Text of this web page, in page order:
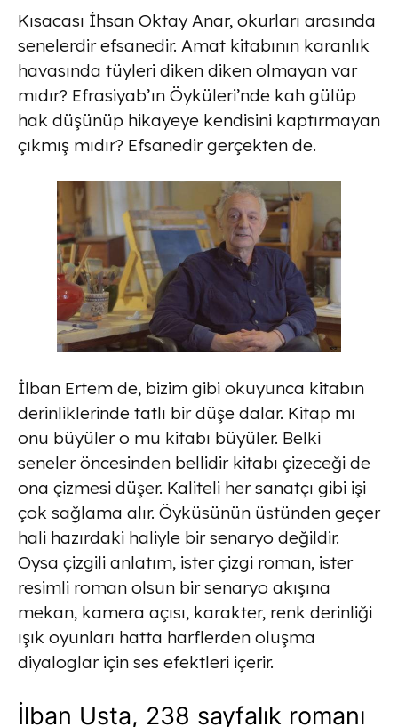
Kısacası İhsan Oktay Anar, okurları arasında
senelerdir efsanedir. Amat kitabının karanlık
havasında tüyleri diken diken olmayan var
mıdır? Efrasiyab’ın Öyküleri’nde kah gülüp
hak düşünüp hikayeye kendisini kaptırmayan
çıkmış mıdır? Efsanedir gerçekten de.
İlban Ertem de, bizim gibi okuyunca kitabın
derinliklerinde tatlı bir düşe dalar. Kitap mı
onu büyüler o mu kitabı büyüler. Belki
seneler öncesinden bellidir kitabı çizeceği de
ona çizmesi düşer. Kaliteli her sanatçı gibi işi
çok sağlama alır. Öyküsünün üstünden geçer
hali hazırdaki haliyle bir senaryo değildir.
Oysa çizgili anlatım, ister çizgi roman, ister
resimli roman olsun bir senaryo akışına
mekan, kamera açısı, karakter, renk derinliği
ışık oyunları hatta harflerden oluşma
diyaloglar için ses efektleri içerir.
İlban Usta, 238 sayfalık romanı